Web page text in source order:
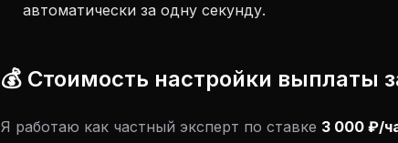
автоматически за одну секунду.
💰 Стоимость настройки выплаты
Я работаю как частный эксперт по ставке 3 000 ₽/